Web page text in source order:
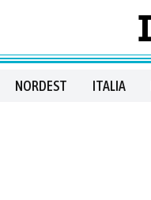
NORDEST ITALIA